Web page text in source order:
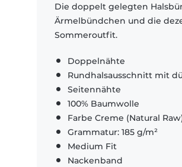
Die doppelt gelegten
Ärmelbündchen und die
Sommeroutfit.
Doppelnähte
Rundhalsausschnitt mit
Seitennähte
100% Baumwolle
Farbe Creme (Natural
Grammatur: 185 g/m²
Medium Fit
Nackenband